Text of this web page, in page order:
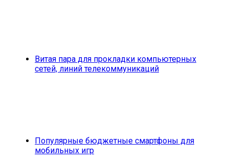
Витая пара для прокладки компьютерных
сетей, линий телекоммуникаций
Популярные бюджетные смартфоны для
мобильных игр